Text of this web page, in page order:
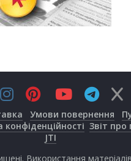
Умови повернення
конфіденційності Звіт про
JTI
Використання